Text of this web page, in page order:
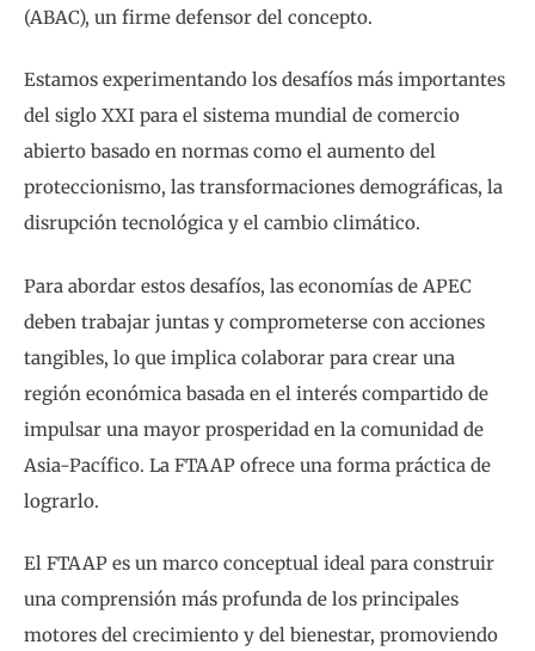
(ABAC), un firme defensor del concepto.
Estamos experimentando los desafíos más importantes
del siglo XXI para el sistema mundial de comercio
abierto basado en normas como el aumento del
proteccionismo, las transformaciones demográficas, la
disrupción tecnológica y el cambio climático.
Para abordar estos desafíos, las economías de APEC
deben trabajar juntas y comprometerse con acciones
tangibles, lo que implica colaborar para crear una
región económica basada en el interés compartido de
impulsar una mayor prosperidad en la comunidad de
Asia-Pacífico. La FTAAP ofrece una forma práctica de
lograrlo.
El FTAAP es un marco conceptual ideal para construir
una comprensión más profunda de los principales
motores del crecimiento y del bienestar, promoviendo